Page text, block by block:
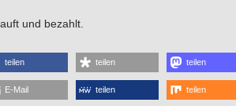
und bezahlt.
teilen teilen teilen
E-Mail teilen teilen